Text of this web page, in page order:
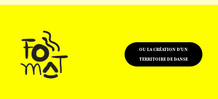
OU LA CRÉATION D'UN
TERRITOIRE DE DANSE